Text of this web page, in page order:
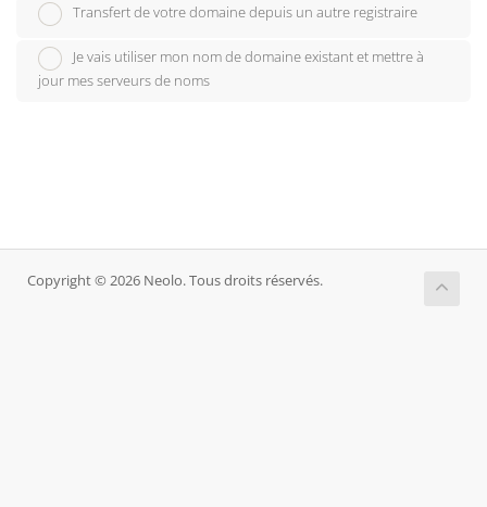
Transfert de votre domaine depuis un autre registraire
Je vais utiliser mon nom de domaine existant et mettre à
jour mes serveurs de noms
Copyright © 2026 Neolo. Tous droits réservés.